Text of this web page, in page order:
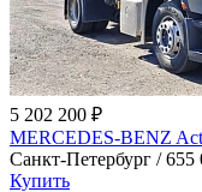
5 202 200 ₽
MERCEDES-BENZ
Санкт-Петербург / 655
Купить